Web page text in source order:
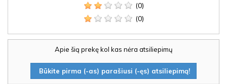
(0)
(0)
Apie šią prekę kol kas nėra atsiliepimų
Būkite pirma (-as) parašiusi (-ęs) atsiliepimą!